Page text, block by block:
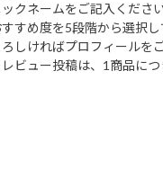
クネームをご記入ください
すすめ度を5段階から選択
ろしければプロフィールを
ビュー投稿は、1商品につ